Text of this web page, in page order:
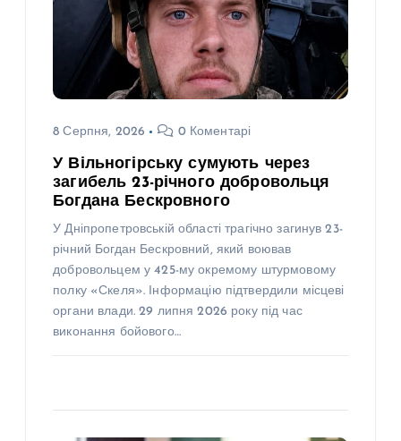
8 Серпня, 2026 0 Коментарі
У Вільногірську сумують через
загибель 23-річного добровольця
Богдана Бескровного
У Дніпропетровській області трагічно загинув 23-
річний Богдан Бескровний, який воював
добровольцем у 425-му окремому штурмовому
полку «Скеля». Інформацію підтвердили місцеві
органи влади. 29 липня 2026 року під час
виконання бойового…